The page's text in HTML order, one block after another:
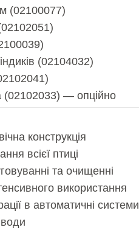
(02100077)
(02104032)
(02102033) — опційно
конструкція
всієї птиці
та очищенні
використання
в автоматичні системи
води